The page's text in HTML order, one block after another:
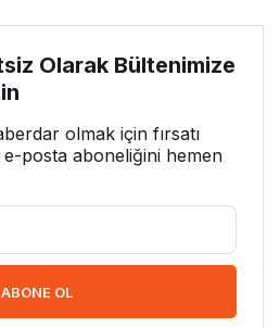
Olarak Bültenimize
olmak için fırsatı
posta aboneliğini hemen
ABONE OL